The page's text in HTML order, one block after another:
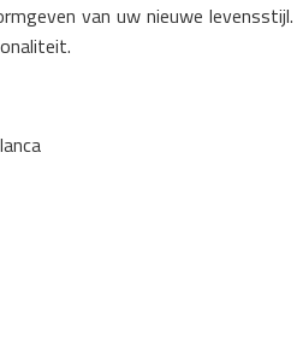
van uw nieuwe